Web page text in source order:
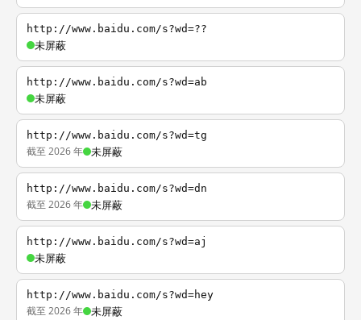
http://www.baidu.com/s?wd=??
未屏蔽
http://www.baidu.com/s?wd=ab
未屏蔽
http://www.baidu.com/s?wd=tg
截至 2026 年 未屏蔽
http://www.baidu.com/s?wd=dn
截至 2026 年 未屏蔽
http://www.baidu.com/s?wd=aj
未屏蔽
http://www.baidu.com/s?wd=hey
截至 2026 年 未屏蔽